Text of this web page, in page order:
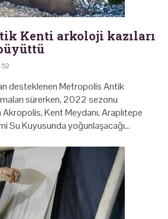
Kenti arkoloji kazıları
desteklenen Metropolis Antik
sürerken, 2022 sezonu
Akropolis, Kent Meydanı, Araplıtepe
Su Kuyusunda yoğunlaşacağı…